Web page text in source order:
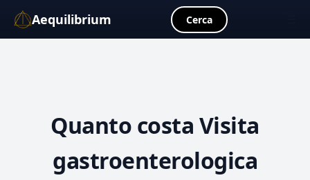
Aequilibrium Cerca
Quanto costa Visita
gastroenterologica